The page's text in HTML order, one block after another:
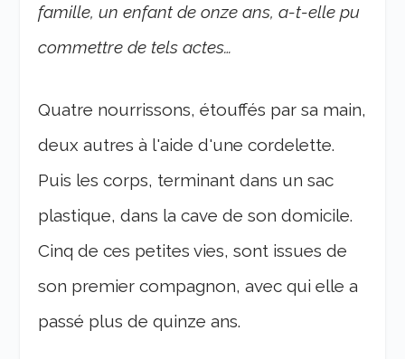
famille, un enfant de onze ans, a-t-elle pu
commettre de tels actes…
Quatre nourrissons, étouffés par sa main,
deux autres à l'aide d'une cordelette.
Puis les corps, terminant dans un sac
plastique, dans la cave de son domicile.
Cinq de ces petites vies, sont issues de
son premier compagnon, avec qui elle a
passé plus de quinze ans.